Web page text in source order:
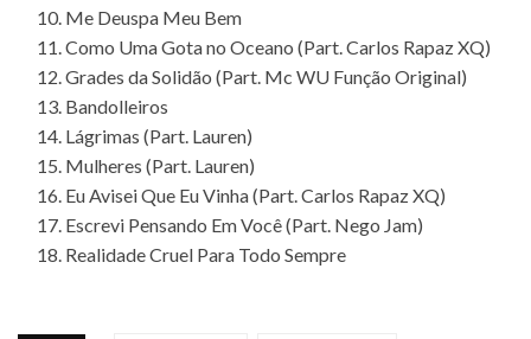
Me Deuspa Meu Bem
Como Uma Gota no Oceano (Part. Carlos Rapaz XQ)
Grades da Solidão (Part. Mc WU Função Original)
Bandolleiros
Lágrimas (Part. Lauren)
Mulheres (Part. Lauren)
Eu Avisei Que Eu Vinha (Part. Carlos Rapaz XQ)
Escrevi Pensando Em Você (Part. Nego Jam)
Realidade Cruel Para Todo Sempre